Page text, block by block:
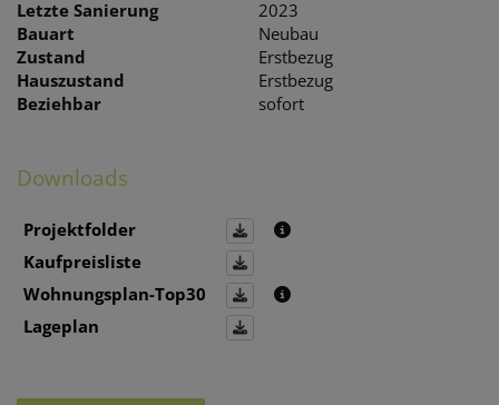
Letzte Sanierung
2023
Bauart
Neubau
Zustand
Erstbezug
Hauszustand
Erstbezug
Beziehbar
sofort
Downloads
Projektfolder
Kaufpreisliste
Wohnungsplan-Top30
Lageplan